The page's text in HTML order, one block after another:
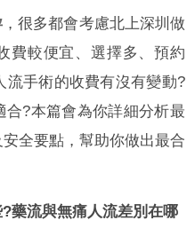
，很多都會考慮北上深圳做
費較便宜、選擇多、預約
流手術的收費有沒有變動?
合?本篇會為你詳細分析最
全要點，幫助你做出最合
藥流與無痛人流差別在哪